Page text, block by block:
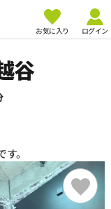
お気に入り ログイン
谷
。